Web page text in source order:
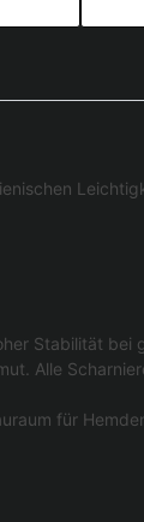
Stabilität bei
Alle
für